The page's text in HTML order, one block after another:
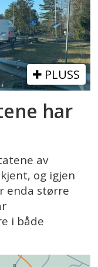
PLUSS
har
av
og igjen
enda større
i både